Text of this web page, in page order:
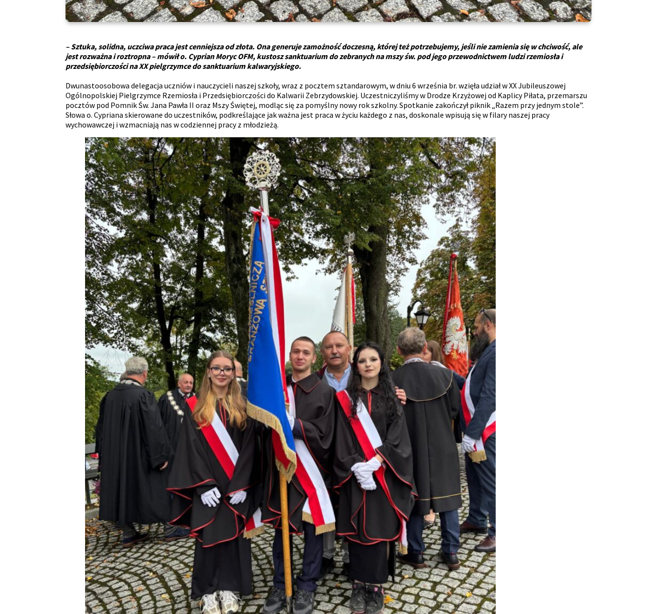
– Sztuka, solidna, uczciwa praca jest cenniejsza od złota. Ona generuje zamożność doczesną, której też potrzebujemy, jeśli nie zamienia się w chciwość, ale
jest rozważna i roztropna – mówił o. Cyprian Moryc OFM, kustosz sanktuarium do zebranych na mszy św. pod jego przewodnictwem ludzi rzemiosła i
przedsiębiorczościna XX pielgrzymce do sanktuariumkalwaryjskiego.
Dwunastoosobowa delegacja uczniów i nauczycieli naszej szkoły, wraz z pocztem sztandarowym, w dniu 6 września br. wzięła udział w XX Jubileuszowej
Ogólnopolskiej Pielgrzymce Rzemiosła i Przedsiębiorczości do Kalwarii Zebrzydowskiej. Uczestniczyliśmy w Drodze Krzyżowej od Kaplicy Piłata, przemarszu
pocztów pod Pomnik Św. Jana Pawła II oraz Mszy Świętej, modląc się za pomyślny nowy rok szkolny. Spotkanie zakończył piknik „Razem przy jednym stole”.
Słowa o. Cypriana skierowane do uczestników, podkreślające jak ważna jest praca w życiu każdego z nas, doskonale wpisują się w filary naszej pracy
wychowawczej i wzmacniają nas w codziennej pracy z młodzieżą.